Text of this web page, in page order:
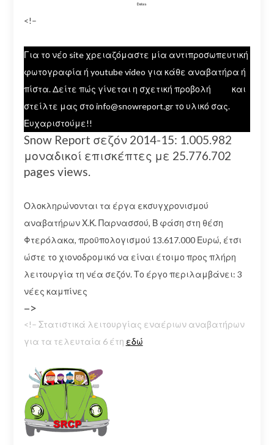
<!–
Για το νέο site χρειαζόμαστε μία αντιπροσωπευτική
φωτογραφία ή youtube video για κάθε αναβατήρα ή
πίστα. Δείτε πώς γίνεται η σχετική προβολή
και
στείλτε μας στο info@snowreport.gr το υλικό σας.
Ευχαριστούμε!!
Snow Report σεζόν 2014-15: 1.005.982
μοναδικοί επισκέπτες με 25.776.702
pages views.
Ολοκληρώνονται τα έργα εκσυγχρονισμού
αναβατήρων Χ.Κ. Παρνασσού, Β φάση στη θέση
Φτερόλακα, προϋπολογισμού 13.617.000 Ευρώ, έτσι
ώστε το χιονοδρομικό να είναι έτοιμο προς πλήρη
λειτουργία τη νέα σεζόν. Το έργο περιλαμβάνει: 3
νέες καμπίνες
–>
<!– Στατιστικά λειτουργίας εναέριων αναβατήρων
για τα τελευταία 6 έτη εδώ